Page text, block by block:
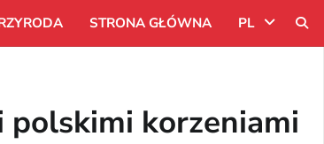
STRONA GŁÓWNA PL
Ru
polskimi korzeniami